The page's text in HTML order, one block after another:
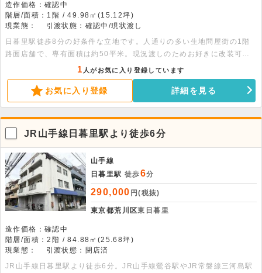
造作価格：確認中
階層/面積：1階 / 49.98㎡(15.12坪)
現業態：
引渡状態：確認中/現状渡し
日暮里駅徒歩8分の好条件な立地です。人通りの多い生地問屋街の1階
路面店舗で、専有面積は約50平米。現況渡しのためお好きに改装可能
です。飲食不可物件となります。ぜひ気軽にお問い合わせください。
1 人がお気に入り登録しています
お気に入り登録 詳細を見る
JR山手線日暮里駅より徒歩6分
山手線
日暮里駅 徒歩6分
290,000 円(税抜)
東京都荒川区東日暮里
造作価格：確認中
階層/面積：2階 / 84.88㎡(25.68坪)
現業態：
引渡状態：閉店済
JR山手線日暮里駅より徒歩6分。JR山手線鶯谷駅やJR常磐線三河島駅